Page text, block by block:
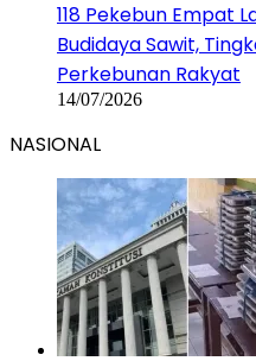
118 Pekebun Empat
Budidaya Sawit,
Perkebunan Rakyat
14/07/2026
NASIONAL